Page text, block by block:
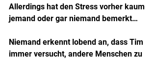
Allerdings hat den Stress vorher kaum
jemand oder gar niemand bemerkt…
Niemand erkennt lobend an, dass Tim
immer versucht, andere Menschen zu